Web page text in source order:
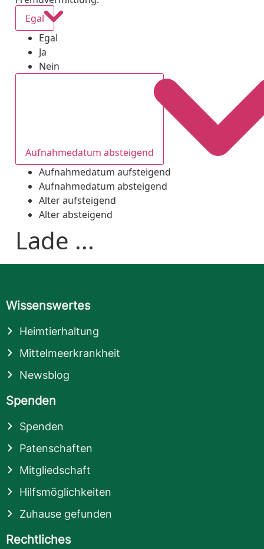
Egal
Egal
Ja
Nein
Aufnahmedatum absteigend
Aufnahmedatum aufsteigend
Aufnahmedatum absteigend
Alter aufsteigend
Alter absteigend
Lade ...
Wissenswertes
Heimtierhaltung
Mittelmeerkrankheit
Newsblog
Spenden
Spenden
Patenschaften
Mitgliedschaft
Hilfsmöglichkeiten
Zuhause gefunden
Rechtliches